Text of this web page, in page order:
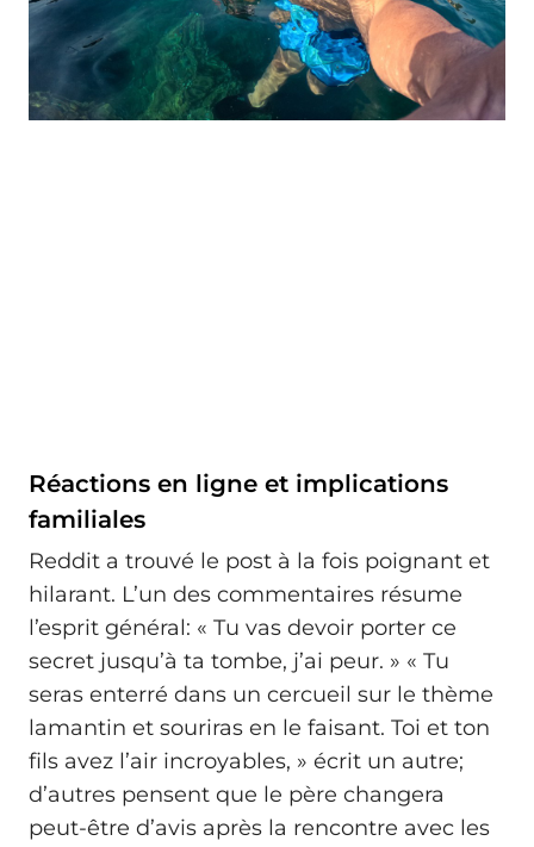
Réactions en ligne et implications
familiales
Reddit a trouvé le post à la fois poignant et
hilarant. L’un des commentaires résume
l’esprit général: « Tu vas devoir porter ce
secret jusqu’à ta tombe, j’ai peur. » « Tu
seras enterré dans un cercueil sur le thème
lamantin et souriras en le faisant. Toi et ton
fils avez l’air incroyables, » écrit un autre;
d’autres pensent que le père changera
peut-être d’avis après la rencontre avec les